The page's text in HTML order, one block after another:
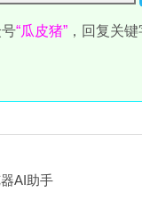
“瓜皮猪” ，回复关键
AI助手